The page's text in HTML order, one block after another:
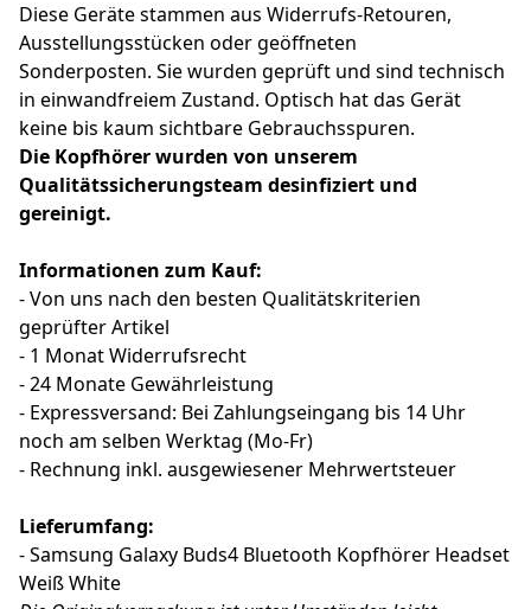
Diese Geräte stammen aus Widerrufs-Retouren,
Ausstellungsstücken oder geöffneten
Sonderposten. Sie wurden geprüft und sind technisch
in einwandfreiem Zustand. Optisch hat das Gerät
keine bis kaum sichtbare Gebrauchsspuren.
Die Kopfhörer wurden von unserem
Qualitätssicherungsteam desinfiziert und
gereinigt.
Informationen zum Kauf:
- Von uns nach den besten Qualitätskriterien
geprüfter Artikel
- 1 Monat Widerrufsrecht
- 24 Monate Gewährleistung
- Expressversand: Bei Zahlungseingang bis 14 Uhr
noch am selben Werktag (Mo-Fr)
- Rechnung inkl. ausgewiesener Mehrwertsteuer
Lieferumfang:
- Samsung Galaxy Buds4 Bluetooth Kopfhörer Headset
Weiß White